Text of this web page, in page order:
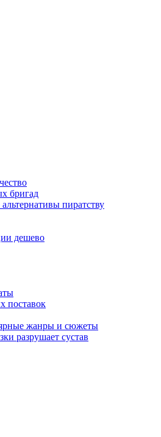
бригад
пиратству
дешево
поставок
жанры и сюжеты
разрушает сустав